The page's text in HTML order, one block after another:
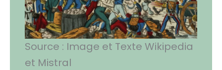
Source : Image et Texte Wikipedia
et Mistral